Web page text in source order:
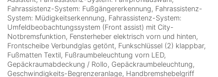
Fahrassistenz-System: Fußgängererkennung, Fahrassistenz-
System: Müdigkeitserkennung, Fahrassistenz-System:
Umfeldbeobachtungssystem (Front assist) mit City-
Notbremsfunktion, Fensterheber elektrisch vorn und hinten,
Frontscheibe Verbundglas getönt, Funkschlüssel (2) klappbar,
Fußmatten Textil, Fußraumbeleuchtung vorn LED,
Gepäckraumabdeckung / Rollo, Gepäckraumbeleuchtung,
Geschwindigkeits-Begrenzeranlage, Handbremshebelgriff